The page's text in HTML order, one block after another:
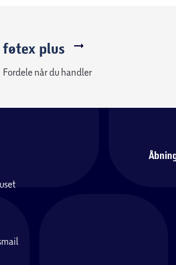
føtex plus
Fordele når du handler